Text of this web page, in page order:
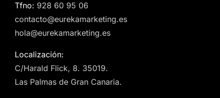
Tfno: 928 60 95 06
contacto@eurekamarketing.es
hola@eurekamarketing.es
Localización:
C/Harald Flick, 8. 35019.
Las Palmas de Gran Canaria.